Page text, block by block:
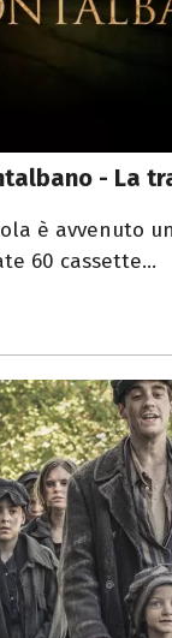
- La
è avvenuto
60 cassette...